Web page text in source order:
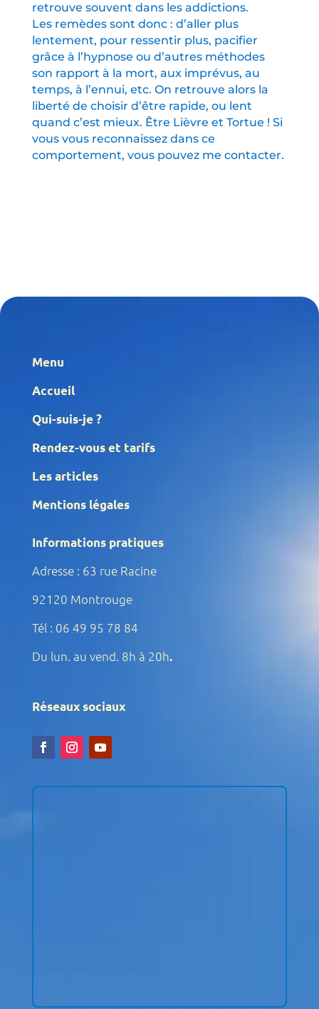
retrouve souvent dans les addictions.
Les remèdes sont donc : d’aller plus
lentement, pour ressentir plus, pacifier
grâce à l’hypnose ou d’autres méthodes
son rapport à la mort, aux imprévus, au
temps, à l’ennui, etc. On retrouve alors la
liberté de choisir d’être rapide, ou lent
quand c’est mieux. Être Lièvre et Tortue ! Si
vous vous reconnaissez dans ce
comportement, vous pouvez me contacter.
Menu
Accueil
Qui-suis-je ?
Rendez-vous et tarifs
Les articles
Mentions légales
Informations pratiques
Adresse : 63 rue Racine
92120 Montrouge
Tél : 06 49 95 78 84
Du lun. au vend. 8h à 20h.
Réseaux sociaux